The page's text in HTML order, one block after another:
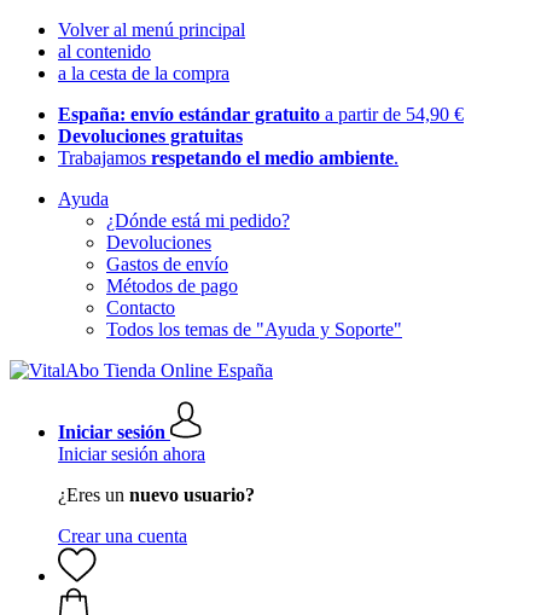
Volver al menú principal
al contenido
a la cesta de la compra
España: envío estándar gratuito a partir de 54,90 €
Devoluciones gratuitas
Trabajamos respetando el medio ambiente.
Ayuda
¿Dónde está mi pedido?
Devoluciones
Gastos de envío
Métodos de pago
Contacto
Todos los temas de "Ayuda y Soporte"
Iniciar sesión
Iniciar sesión ahora
¿Eres un nuevo usuario?
Crear una cuenta